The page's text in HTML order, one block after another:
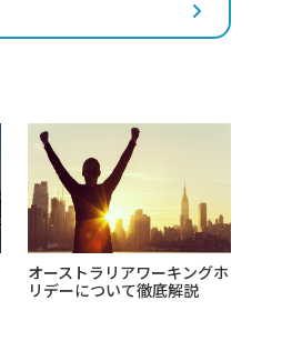
オーストラリアワーキングホ
リデーについて徹底解説